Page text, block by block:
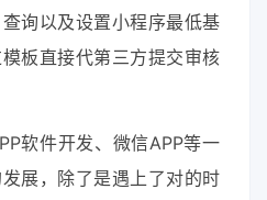
询以及设置小程序最低基
板直接代第三方提交审核
软件开发、微信APP等一
展，除了是遇上了对的时